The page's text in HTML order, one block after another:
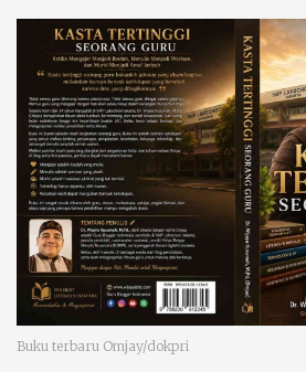
Buku terbaru Omjay/dokpri